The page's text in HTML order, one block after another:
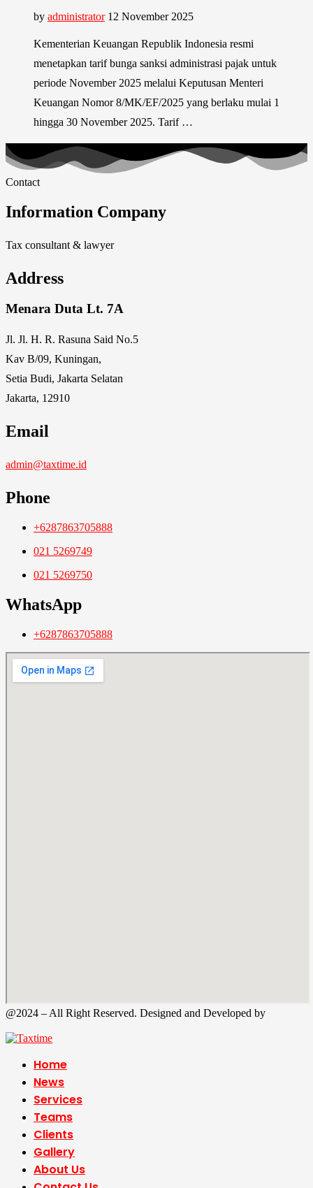
by administrator 12 November 2025
Kementerian Keuangan Republik Indonesia resmi
menetapkan tarif bunga sanksi administrasi pajak untuk
periode November 2025 melalui Keputusan Menteri
Keuangan Nomor 8/MK/EF/2025 yang berlaku mulai 1
hingga 30 November 2025. Tarif …
Contact
Information Company
Tax consultant & lawyer
Address
Menara Duta Lt. 7A
Jl. Jl. H. R. Rasuna Said No.5
Kav B/09, Kuningan,
Setia Budi, Jakarta Selatan
Jakarta, 12910
Email
admin@taxtime.id
Phone
+6287863705888
021 5269749
021 5269750
WhatsApp
+6287863705888
@2024 – All Right Reserved. Designed and Developed by
Home
News
Services
Teams
Clients
Gallery
About Us